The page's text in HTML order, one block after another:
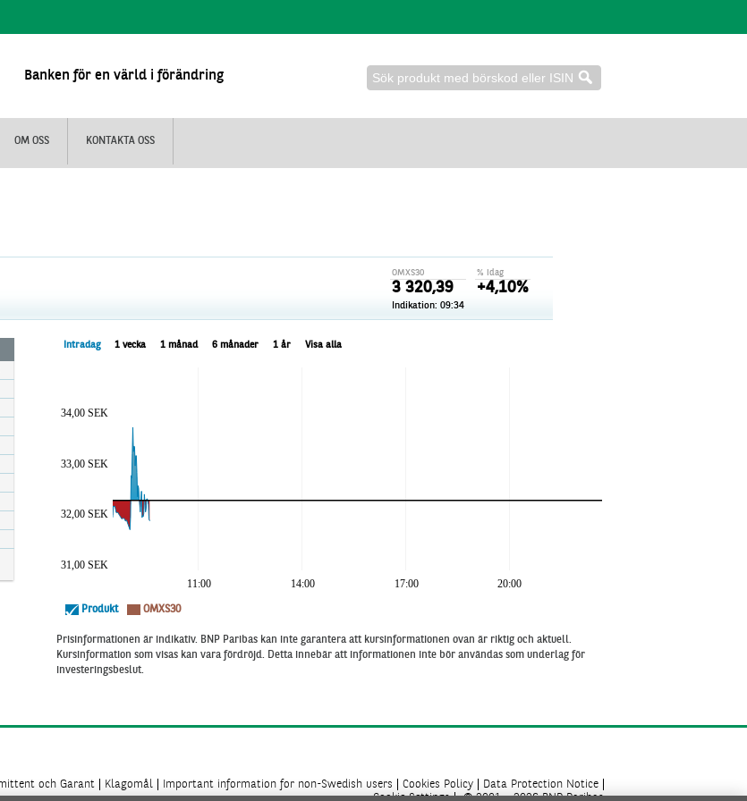
Banken för en värld i förändring
OM OSS KONTAKTA OSS
% idag
+4,10%
OMXS30
3 320,39
Indikation: 09:34
Intradag 1 vecka 1 månad 6 månader 1 år Visa alla
31,00 SEK
32,00 SEK
33,00 SEK
34,00 SEK
14:00 20:00
11:00 17:00
Produkt OMXS30
Prisinformationen är indikativ. BNP Paribas kan inte garantera att kursinformationen ovan är riktig och aktuell.
Kursinformation som visas kan vara fördröjd. Detta innebär att informationen inte bör användas som underlag för
investeringsbeslut.
och Garant Klagomål Important information for non-Swedish users Cookies Policy
Data Protection Notice
Cookie Settings
© 2001 - 2026 BNP Paribas